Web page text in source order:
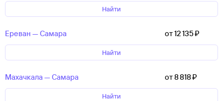
Найти
Ереван — Самара от 12 ⁠135 ⁠₽
Найти
Махачкала — Самара от 8 ⁠818 ⁠₽
Найти